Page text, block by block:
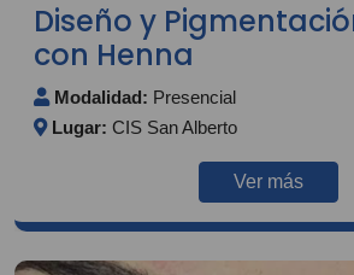
Diseño y
con Henna
Modalidad: Presencial
Lugar: CIS San Alberto
Ver más